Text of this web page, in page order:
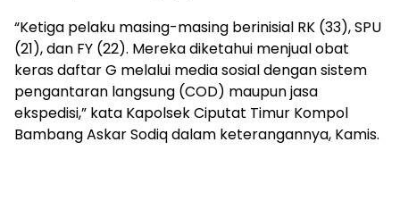
lebih
eksklusif,
bergaya
trendi,
mengandung
unsur
edukasi,
“Ketiga pelaku masing-masing berinisial RK (33), SPU
(21), dan FY (22). Mereka diketahui menjual obat
keras daftar G melalui media sosial dengan sistem
pengantaran langsung (COD) maupun jasa
ekspedisi,” kata Kapolsek Ciputat Timur Kompol
Bambang Askar Sodiq dalam keterangannya, Kamis.